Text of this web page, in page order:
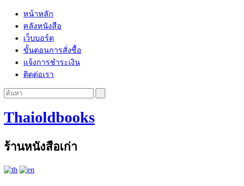
หน้าหลัก
คลังหนังสือ
เว็บบอร์ด
ขั้นตอนการสั่งซื้อ
แจ้งการชำระเงิน
ติดต่อเรา
Thaioldbooks
ร้านหนังสือเก่า